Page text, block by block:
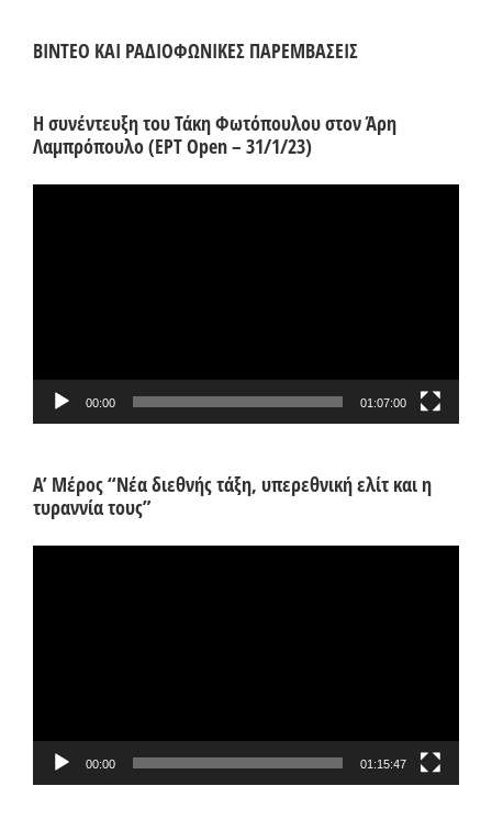
ΒΙΝΤΕΟ ΚΑΙ ΡΑΔΙΟΦΩΝΙΚΕΣ ΠΑΡΕΜΒΑΣΕΙΣ
Η συνέντευξη του Τάκη Φωτόπουλου στον Άρη
Λαμπρόπουλο (ΕΡΤ Open – 31/1/23)
00:00 01:07:00
Α’ Μέρος “Νέα διεθνής τάξη, υπερεθνική ελίτ και η
τυραννία τους”
00:00 01:15:47